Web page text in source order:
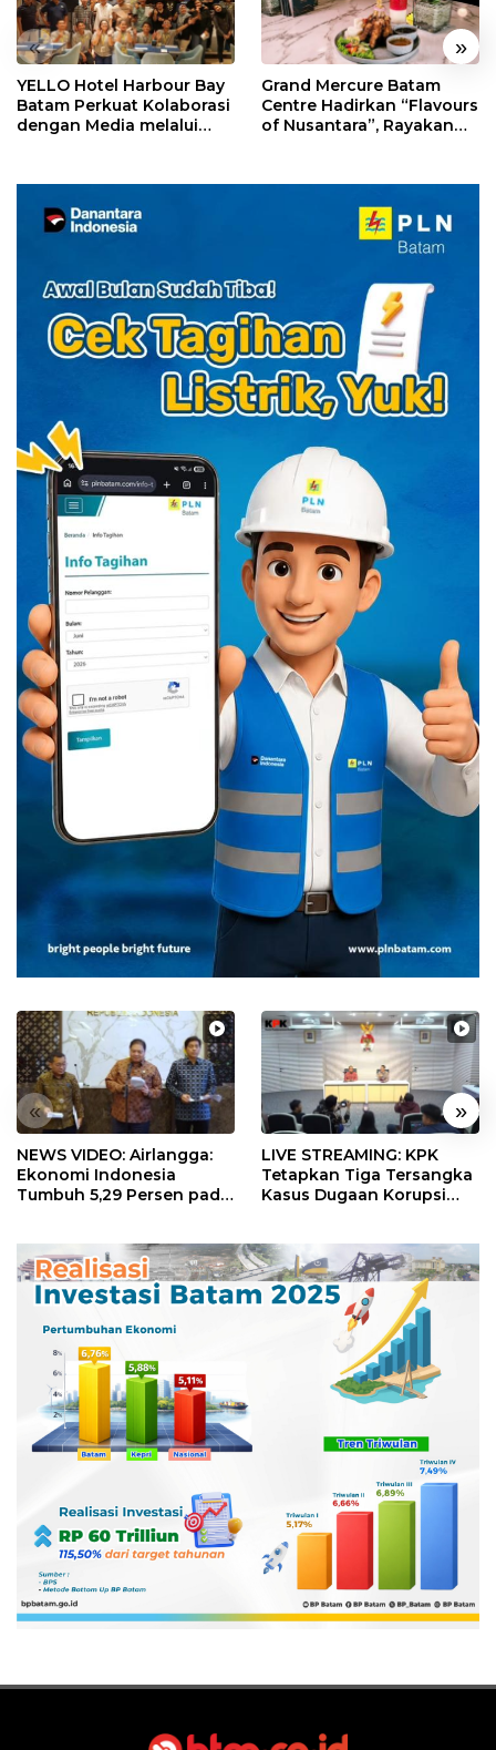
« »
YELLO Hotel Harbour Bay
Batam Perkuat Kolaborasi
dengan Media melalui
Grand Mercure Batam
Centre Hadirkan “Flavours
of Nusantara”, Rayakan
« »
NEWS VIDEO: Airlangga:
Ekonomi Indonesia
Tumbuh 5,29 Persen pada
LIVE STREAMING: KPK
Tetapkan Tiga Tersangka
Kasus Dugaan Korupsi